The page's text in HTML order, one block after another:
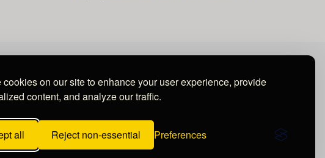
cookies on our site to enhance your user experience, provide
content, and analyze our traffic.
all Reject non-essential Preferences